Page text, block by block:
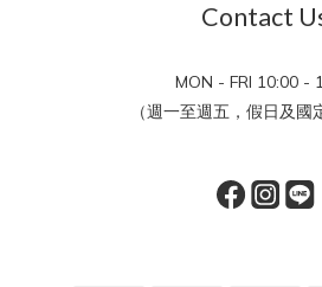
Contact
MON - FRI 10:00 -
（週一至週五，假日及國